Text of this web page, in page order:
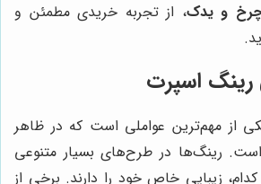
و یدک، از تجربه خریدی مطمئن و
اسپرت
از مهم‌ترین عواملی است که در ظاهر
است. رینگ‌ها در طرح‌های بسیار متنوعی
زیبایی خاص خود را دارند. برخی از